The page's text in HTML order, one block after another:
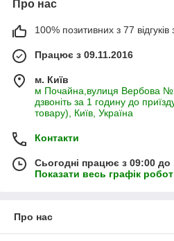
Про нас
100% позитивних з 77 відгуків
Працює з 09.11.2016
м. Київ
м Почайна,вулиця Вербова
дзвоніть за 1 годину до
товару), Київ, Україна
Контакти
Сьогодні працює з 09:00 до
Показати весь графік
Про нас